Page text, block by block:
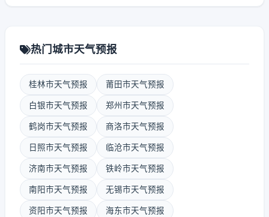
热门城市天气预报
桂林市天气预报 莆田市天气预报
白银市天气预报 郑州市天气预报
鹤岗市天气预报 商洛市天气预报
日照市天气预报 临沧市天气预报
济南市天气预报 铁岭市天气预报
南阳市天气预报 无锡市天气预报
资阳市天气预报 海东市天气预报